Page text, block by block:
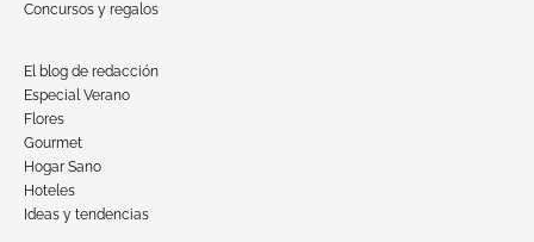
Concursos y regalos
El blog de redacción
Especial Verano
Flores
Gourmet
Hogar Sano
Hoteles
Ideas y tendencias